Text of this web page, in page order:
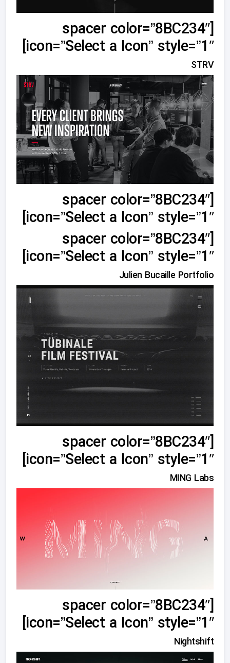
[spacer color=”8BC234″
icon=”Select a Icon” style=”1″]
STRV
[spacer color=”8BC234″
icon=”Select a Icon” style=”1″]
[spacer color=”8BC234″
icon=”Select a Icon” style=”1″]
Julien Bucaille Portfolio
[spacer color=”8BC234″
icon=”Select a Icon” style=”1″]
MING Labs
[spacer color=”8BC234″
icon=”Select a Icon” style=”1″]
Nightshift